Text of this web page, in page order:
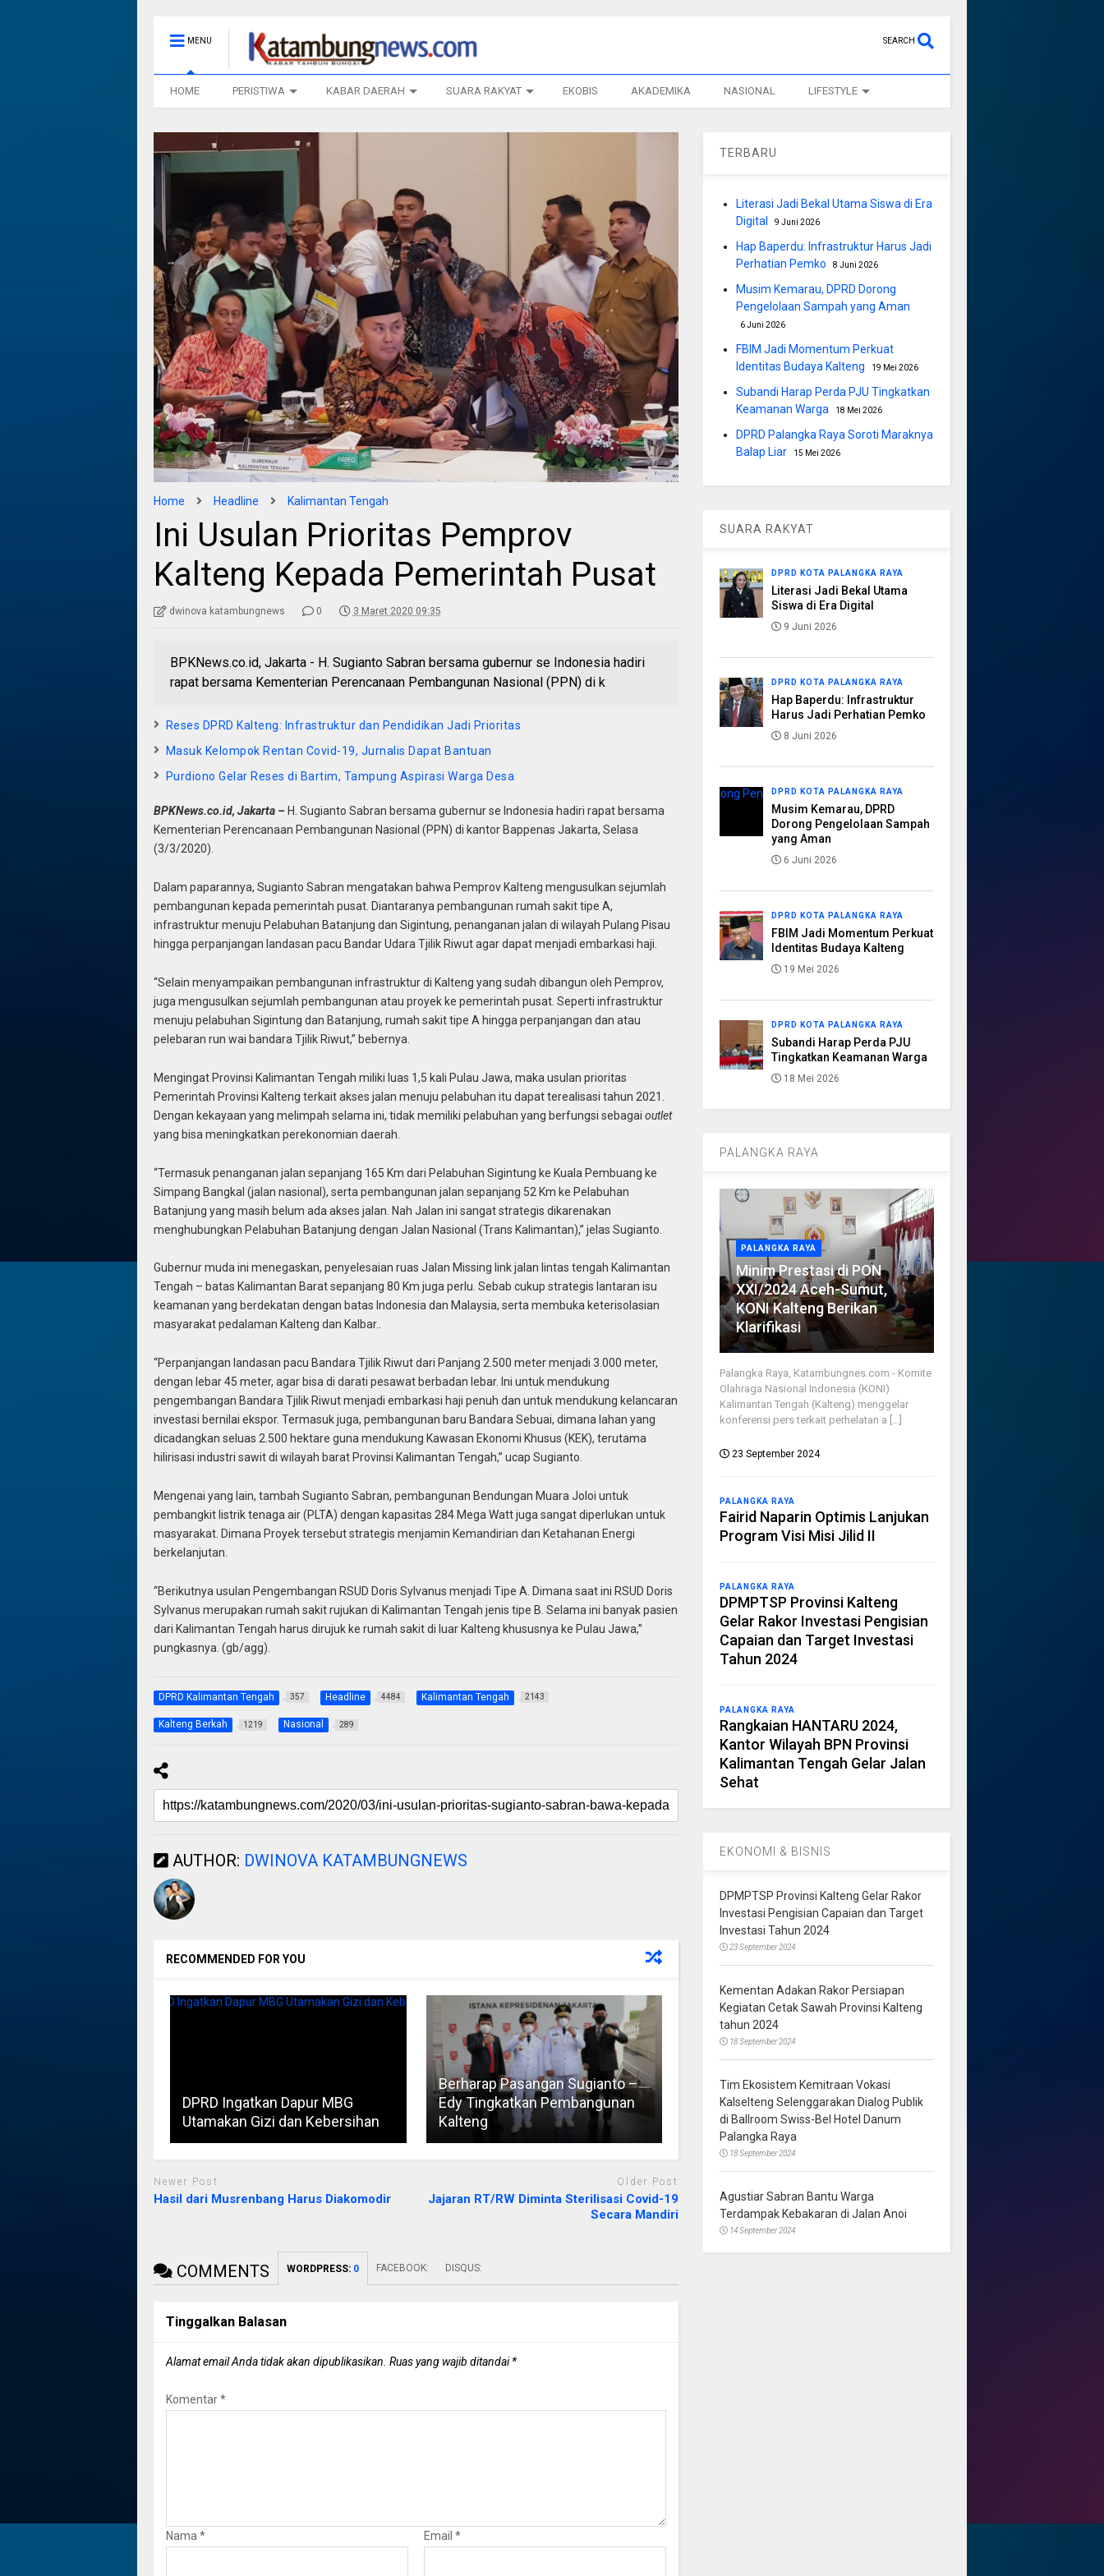
MENU SEARCH
HOME PERISTIWA KABAR DAERAH SUARA RAKYAT EKOBIS AKADEMIKA NASIONAL LIFESTYLE
Home Headline Kalimantan Tengah
Ini Usulan Prioritas Pemprov
Kalteng Kepada Pemerintah Pusat
dwinova katambungnews 0 3 Maret 2020 09:35
BPKNews.co.id, Jakarta - H. Sugianto Sabran bersama gubernur se Indonesia hadiri
rapat bersama Kementerian Perencanaan Pembangunan Nasional (PPN) di k
Reses DPRD Kalteng: Infrastruktur dan Pendidikan Jadi Prioritas
Masuk Kelompok Rentan Covid-19, Jurnalis Dapat Bantuan
Purdiono Gelar Reses di Bartim, Tampung Aspirasi Warga Desa
BPKNews.co.id, Jakarta – H. Sugianto Sabran bersama gubernur se Indonesia hadiri rapat bersama
Kementerian Perencanaan Pembangunan Nasional (PPN) di kantor Bappenas Jakarta, Selasa
(3/3/2020).
Dalam paparannya, Sugianto Sabran mengatakan bahwa Pemprov Kalteng mengusulkan sejumlah
pembangunan kepada pemerintah pusat. Diantaranya pembangunan rumah sakit tipe A,
infrastruktur menuju Pelabuhan Batanjung dan Sigintung, penanganan jalan di wilayah Pulang Pisau
hingga perpanjangan landasan pacu Bandar Udara Tjilik Riwut agar dapat menjadi embarkasi haji.
“Selain menyampaikan pembangunan infrastruktur di Kalteng yang sudah dibangun oleh Pemprov,
juga mengusulkan sejumlah pembangunan atau proyek ke pemerintah pusat. Seperti infrastruktur
menuju pelabuhan Sigintung dan Batanjung, rumah sakit tipe A hingga perpanjangan dan atau
pelebaran run wai bandara Tjilik Riwut,” bebernya.
Mengingat Provinsi Kalimantan Tengah miliki luas 1,5 kali Pulau Jawa, maka usulan prioritas
Pemerintah Provinsi Kalteng terkait akses jalan menuju pelabuhan itu dapat terealisasi tahun 2021.
Dengan kekayaan yang melimpah selama ini, tidak memiliki pelabuhan yang berfungsi sebagai outlet
yang bisa meningkatkan perekonomian daerah.
“Termasuk penanganan jalan sepanjang 165 Km dari Pelabuhan Sigintung ke Kuala Pembuang ke
Simpang Bangkal (jalan nasional), serta pembangunan jalan sepanjang 52 Km ke Pelabuhan
Batanjung yang masih belum ada akses jalan. Nah Jalan ini sangat strategis dikarenakan
menghubungkan Pelabuhan Batanjung dengan Jalan Nasional (Trans Kalimantan),” jelas Sugianto.
Gubernur muda ini menegaskan, penyelesaian ruas Jalan Missing link jalan lintas tengah Kalimantan
Tengah – batas Kalimantan Barat sepanjang 80 Km juga perlu. Sebab cukup strategis lantaran isu
keamanan yang berdekatan dengan batas Indonesia dan Malaysia, serta membuka keterisolasian
masyarakat pedalaman Kalteng dan Kalbar..
“Perpanjangan landasan pacu Bandara Tjilik Riwut dari Panjang 2.500 meter menjadi 3.000 meter,
dengan lebar 45 meter, agar bisa di darati pesawat berbadan lebar. Ini untuk mendukung
pengembangan Bandara Tjilik Riwut menjadi embarkasi haji penuh dan untuk mendukung kelancaran
investasi bernilai ekspor. Termasuk juga, pembangunan baru Bandara Sebuai, dimana lahan yang
dicadangkan seluas 2.500 hektare guna mendukung Kawasan Ekonomi Khusus (KEK), terutama
hilirisasi industri sawit di wilayah barat Provinsi Kalimantan Tengah,” ucap Sugianto.
Mengenai yang lain, tambah Sugianto Sabran, pembangunan Bendungan Muara Joloi untuk
pembangkit listrik tenaga air (PLTA) dengan kapasitas 284 Mega Watt juga sangat diperlukan untuk
masyarakat. Dimana Proyek tersebut strategis menjamin Kemandirian dan Ketahanan Energi
berkelanjutan.
“Berikutnya usulan Pengembangan RSUD Doris Sylvanus menjadi Tipe A. Dimana saat ini RSUD Doris
Sylvanus merupakan rumah sakit rujukan di Kalimantan Tengah jenis tipe B. Selama ini banyak pasien
dari Kalimantan Tengah harus dirujuk ke rumah sakit di luar Kalteng khususnya ke Pulau Jawa,”
pungkasnya. (gb/agg).
DPRD Kalimantan Tengah 357 Headline 4484 Kalimantan Tengah 2143
Kalteng Berkah 1219 Nasional 289
AUTHOR: DWINOVA KATAMBUNGNEWS
RECOMMENDED FOR YOU
DPRD Ingatkan Dapur MBG
Utamakan Gizi dan Kebersihan
Berharap Pasangan Sugianto –
Edy Tingkatkan Pembangunan
Kalteng
Newer Post
Hasil dari Musrenbang Harus Diakomodir
Older Post
Jajaran RT/RW Diminta Sterilisasi Covid-19
Secara Mandiri
COMMENTS WORDPRESS: 0 FACEBOOK: DISQUS:
Tinggalkan Balasan
Alamat email Anda tidak akan dipublikasikan. Ruas yang wajib ditandai*
Komentar*
Nama * Email *
TERBARU
Literasi Jadi Bekal Utama Siswa di Era
Digital
9 Juni 2026
Hap Baperdu: Infrastruktur Harus Jadi
Perhatian Pemko
8 Juni 2026
Musim Kemarau, DPRD Dorong
Pengelolaan Sampah yang Aman
6 Juni 2026
FBIM Jadi Momentum Perkuat
Identitas Budaya Kalteng
19 Mei 2026
Subandi Harap Perda PJU Tingkatkan
Keamanan Warga
18 Mei 2026
DPRD Palangka Raya Soroti Maraknya
Balap Liar
15 Mei 2026
SUARA RAKYAT
DPRD KOTA PALANGKA RAYA
Literasi Jadi Bekal Utama
Siswa di Era Digital
9 Juni 2026
DPRD KOTA PALANGKA RAYA
Hap Baperdu: Infrastruktur
Harus Jadi Perhatian Pemko
8 Juni 2026
DPRD KOTA PALANGKA RAYA
Musim Kemarau, DPRD
Dorong Pengelolaan Sampah
yang Aman
6 Juni 2026
DPRD KOTA PALANGKA RAYA
FBIM Jadi Momentum Perkuat
Identitas Budaya Kalteng
19 Mei 2026
DPRD KOTA PALANGKA RAYA
Subandi Harap Perda PJU
Tingkatkan Keamanan Warga
18 Mei 2026
PALANGKA RAYA
PALANGKA RAYA
Minim Prestasi di PON
XXI/2024 Aceh-Sumut,
KONI Kalteng Berikan
Klarifikasi
Palangka Raya, Katambungnes.com - Komite
Olahraga Nasional Indonesia (KONI)
Kalimantan Tengah (Kalteng) menggelar
konferensi pers terkait perhelatan a [...]
23 September 2024
PALANGKA RAYA
Fairid Naparin Optimis Lanjukan
Program Visi Misi Jilid II
PALANGKA RAYA
DPMPTSP Provinsi Kalteng
Gelar Rakor Investasi Pengisian
Capaian dan Target Investasi
Tahun 2024
PALANGKA RAYA
Rangkaian HANTARU 2024,
Kantor Wilayah BPN Provinsi
Kalimantan Tengah Gelar Jalan
Sehat
EKONOMI & BISNIS
DPMPTSP Provinsi Kalteng Gelar Rakor
Investasi Pengisian Capaian dan Target
Investasi Tahun 2024
23 September 2024
Kementan Adakan Rakor Persiapan
Kegiatan Cetak Sawah Provinsi Kalteng
tahun 2024
18 September 2024
Tim Ekosistem Kemitraan Vokasi
Kalselteng Selenggarakan Dialog Publik
di Ballroom Swiss-Bel Hotel Danum
Palangka Raya
18 September 2024
Agustiar Sabran Bantu Warga
Terdampak Kebakaran di Jalan Anoi
14 September 2024